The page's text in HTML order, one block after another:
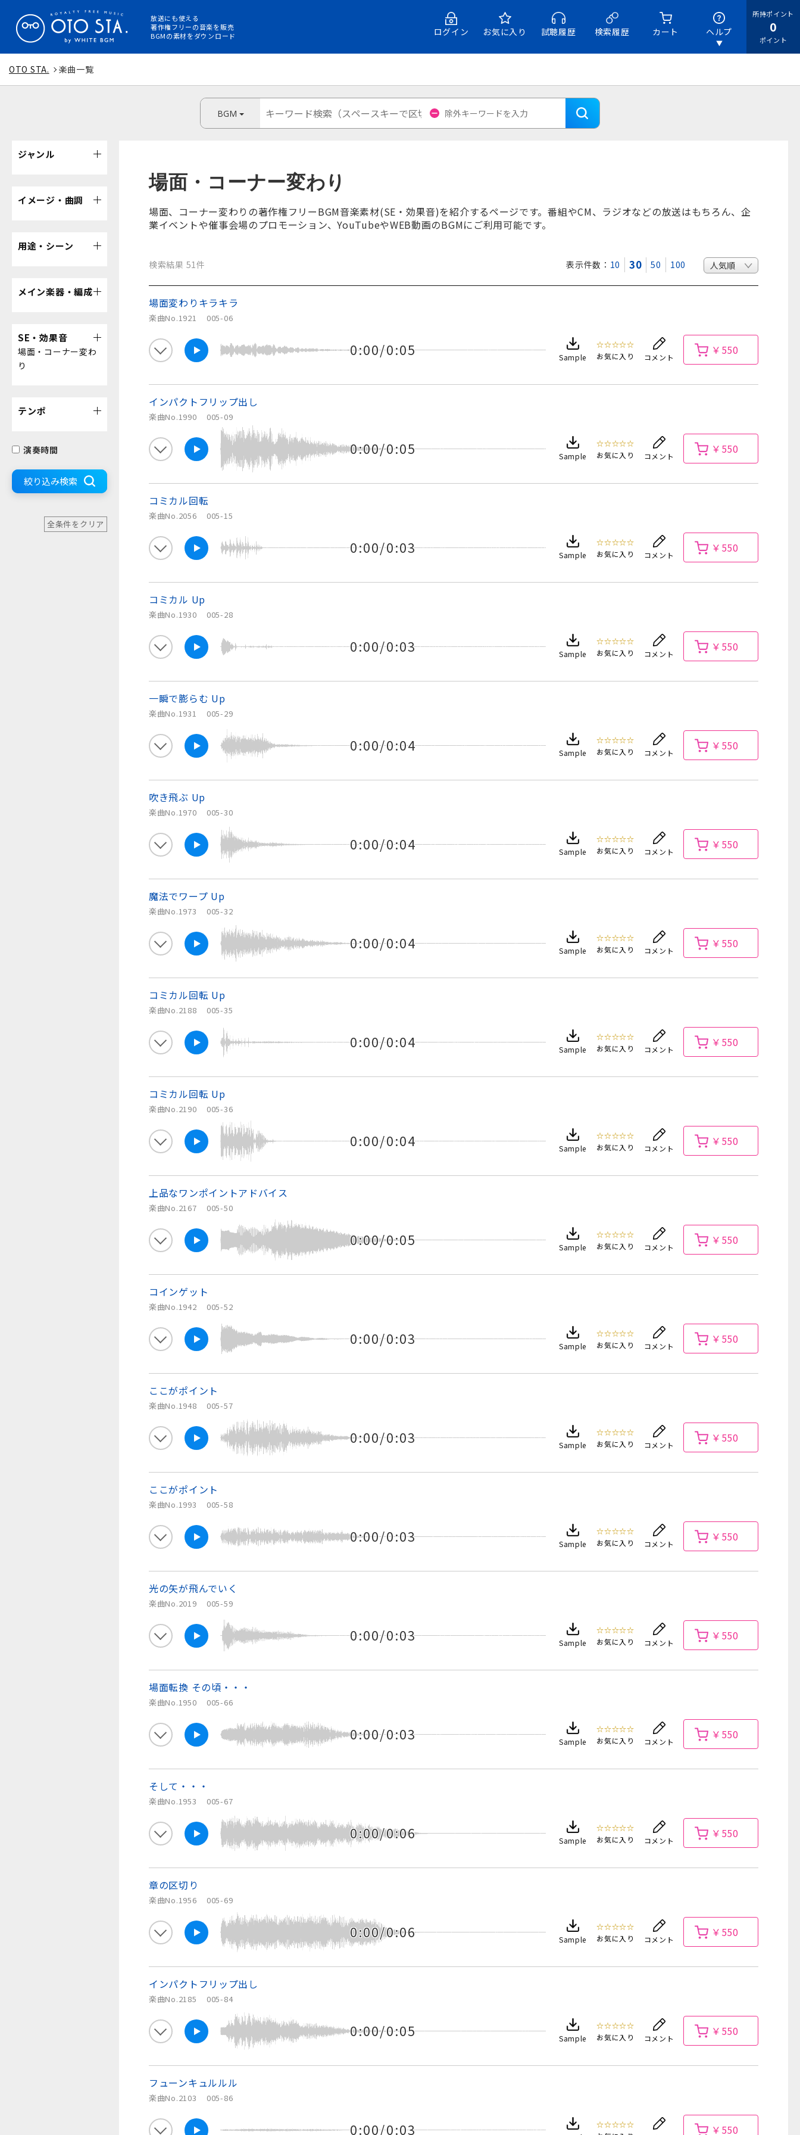
放送にも使える
著作権フリーの音楽を販売
BGMの素材をダウンロード
所持ポイント
0
ポイント
ログイン お気に入り 試聴履歴 検索履歴 カート ヘルプ
OTO STA. 楽曲一覧
BGM
場面・コーナー変わり
場面、コーナー変わりの著作権フリーBGM音楽素材(SE・効果音)を紹介するページです。番組やCM、ラジオなどの放送はもちろん、企
業イベントや催事会場のプロモーション、YouTubeやWEB動画のBGMにご利用可能です。
検索結果 51件 表示件数： 10 30 50 100
場面変わりキラキラ
楽曲No.1921 005-06
0:00/0:05 Sample
☆☆☆☆☆
お気に入り
コメント
￥550
インパクトフリップ出し
楽曲No.1990 005-09
0:00/0:05 Sample
☆☆☆☆☆
お気に入り
コメント
￥550
コミカル回転
楽曲No.2056 005-15
0:00/0:03 Sample
☆☆☆☆☆
お気に入り
コメント
￥550
コミカル Up
楽曲No.1930 005-28
0:00/0:03 Sample
☆☆☆☆☆
お気に入り
コメント
￥550
一瞬で膨らむ Up
楽曲No.1931 005-29
0:00/0:04 Sample
☆☆☆☆☆
お気に入り
コメント
￥550
吹き飛ぶ Up
楽曲No.1970 005-30
0:00/0:04 Sample
☆☆☆☆☆
お気に入り
コメント
￥550
魔法でワープ Up
楽曲No.1973 005-32
0:00/0:04 Sample
☆☆☆☆☆
お気に入り
コメント
￥550
コミカル回転 Up
楽曲No.2188 005-35
0:00/0:04 Sample
☆☆☆☆☆
お気に入り
コメント
￥550
コミカル回転 Up
楽曲No.2190 005-36
0:00/0:04 Sample
☆☆☆☆☆
お気に入り
コメント
￥550
上品なワンポイントアドバイス
楽曲No.2167 005-50
0:00/0:05 Sample
☆☆☆☆☆
お気に入り
コメント
￥550
コインゲット
楽曲No.1942 005-52
0:00/0:03 Sample
☆☆☆☆☆
お気に入り
コメント
￥550
ここがポイント
楽曲No.1948 005-57
0:00/0:03 Sample
☆☆☆☆☆
お気に入り
コメント
￥550
ここがポイント
楽曲No.1993 005-58
0:00/0:03 Sample
☆☆☆☆☆
お気に入り
コメント
￥550
光の矢が飛んでいく
楽曲No.2019 005-59
0:00/0:03 Sample
☆☆☆☆☆
お気に入り
コメント
￥550
場面転換 その頃・・・
楽曲No.1950 005-66
0:00/0:03 Sample
☆☆☆☆☆
お気に入り
コメント
￥550
そして・・・
楽曲No.1953 005-67
0:00/0:06 Sample
☆☆☆☆☆
お気に入り
コメント
￥550
章の区切り
楽曲No.1956 005-69
0:00/0:06 Sample
☆☆☆☆☆
お気に入り
コメント
￥550
インパクトフリップ出し
楽曲No.2185 005-84
0:00/0:05 Sample
☆☆☆☆☆
お気に入り
コメント
￥550
フューンキュルルル
楽曲No.2103 005-86
0:00/0:03
☆☆☆☆☆
￥550
ジャンル
イメージ・曲調
用途・シーン
メイン楽器・編成
SE・効果音
場面・コーナー変わ
り
テンポ
演奏時間
絞り込み検索
全条件をクリア